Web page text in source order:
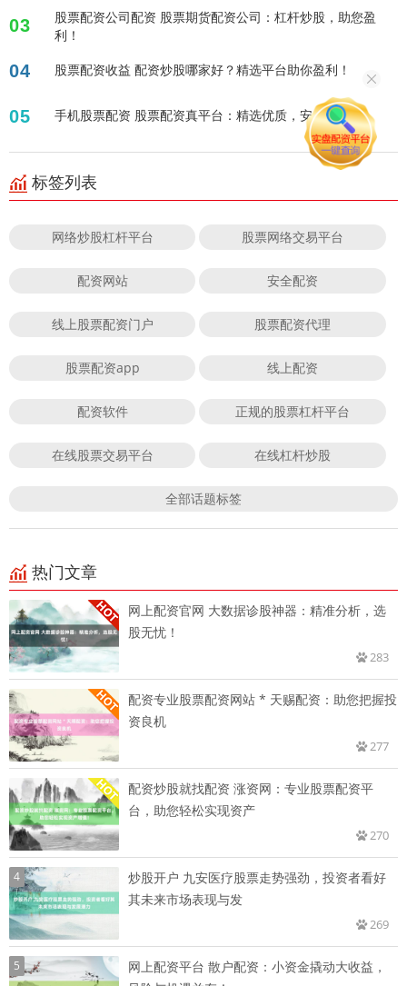
03
股票配资公司配资 股票期货配资公司：杠杆炒股，助您盈
利！
04 股票配资收益 配资炒股哪家好？精选平台助你盈利！
05 手机股票配资 股票配资真平台：精选优质，安全可靠！
标签列表
网络炒股杠杆平台 股票网络交易平台
配资网站 安全配资
线上股票配资门户 股票配资代理
股票配资app 线上配资
配资软件 正规的股票杠杆平台
在线股票交易平台 在线杠杆炒股
全部话题标签
热门文章
网上配资官网 大数据诊股神器：精准分析，选
股无忧！
283
配资专业股票配资网站 * 天赐配资：助您把握投
资良机
277
配资炒股就找配资 涨资网：专业股票配资平
台，助您轻松实现资产
270
4
炒股开户 九安医疗股票走势强劲，投资者看好
其未来市场表现与发
269
5
网上配资平台 散户配资：小资金撬动大收益，